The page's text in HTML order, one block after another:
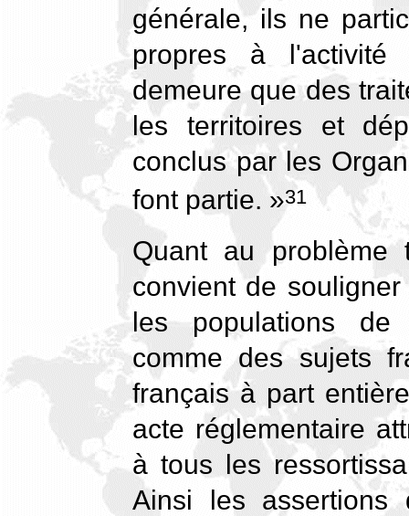
générale, ils ne
propres à l'activité
demeure que des
les territoires et
conclus par les
font partie. »31
Quant au problème
convient de
les populations de
comme des sujets
français à part
acte réglementaire
à tous les
Ainsi les assertions